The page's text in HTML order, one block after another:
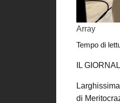
Array
Tempo di
IL
di